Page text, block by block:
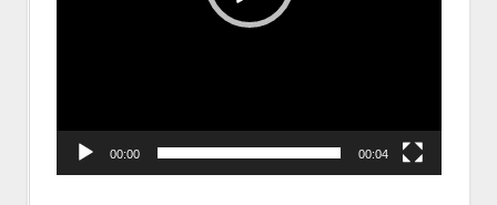
00:00 00:04